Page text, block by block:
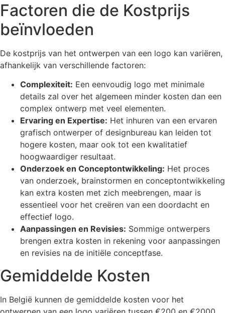
Factoren die de Kostprijs
beïnvloeden
De kostprijs van het ontwerpen van een logo kan variëren,
afhankelijk van verschillende factoren:
Complexiteit: Een eenvoudig logo met minimale
details zal over het algemeen minder kosten dan een
complex ontwerp met veel elementen.
Ervaring en Expertise: Het inhuren van een ervaren
grafisch ontwerper of designbureau kan leiden tot
hogere kosten, maar ook tot een kwalitatief
hoogwaardiger resultaat.
Onderzoek en Conceptontwikkeling: Het proces
van onderzoek, brainstormen en conceptontwikkeling
kan extra kosten met zich meebrengen, maar is
essentieel voor het creëren van een doordacht en
effectief logo.
Aanpassingen en Revisies: Sommige ontwerpers
brengen extra kosten in rekening voor aanpassingen
en revisies na de initiële conceptfase.
Gemiddelde Kosten
In België kunnen de gemiddelde kosten voor het